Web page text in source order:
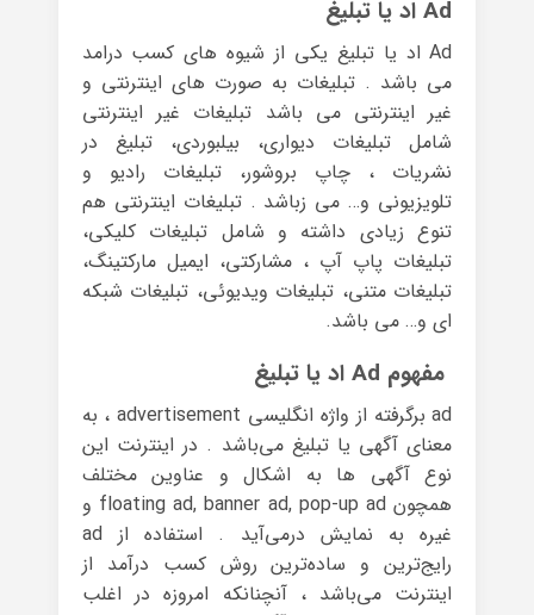
Ad اد یا تبلیغ
Ad اد یا تبلیغ یکی از شیوه های کسب درامد
می باشد . تبلیغات به صورت های اینترنتی و
غیر اینترنتی می باشد تبلیغات غیر اینترنتی
شامل تبلیغات دیواری، بیلبوردی، تبلیغ در
نشریات ، چاپ بروشور، تبلیغات رادیو و
تلویزیونی و… می زباشد . تبلیغات اینترنتی هم
تنوع زیادی داشته و شامل تبلیغات کلیکی،
تبلیغات پاپ آپ ، مشارکتی، ایمیل مارکتینگ،
تبلیغات متنی، تبلیغات ویدیوئی، تبلیغات شبکه
ای و… می باشد.
مفهوم Ad اد یا تبلیغ
ad برگرفته از واژه انگلیسی advertisement ، به
معنای آگهی یا تبلیغ می‌باشد . در اینترنت این
نوع آگهی ها به اشکال و عناوین مختلف
همچون floating ad, banner ad, pop-up ad و
غیره به نمایش درمی‌آید . استفاده از ad
رایج‌ترین و ساده‌ترین روش کسب درآمد از
اینترنت می‌باشد ، آنچنانکه امروزه در اغلب